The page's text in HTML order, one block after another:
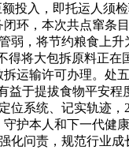
投入，即托运人须
环，本次共点窜条
弱，将节约粮食上
得将大包拆原料正
运输许可办理。处
益于提拔食物平安
位系统、记实轨迹
护本人和下一代健
化问责，规范行业